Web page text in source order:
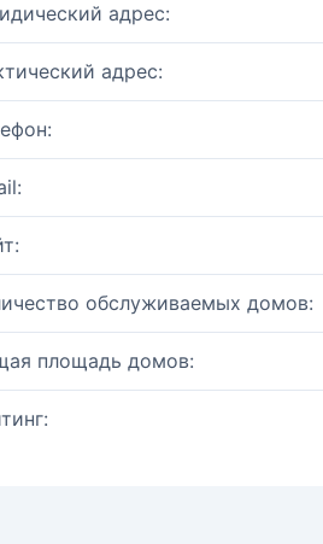
адрес:
адрес:
обслуживаемых домов:
площадь домов: